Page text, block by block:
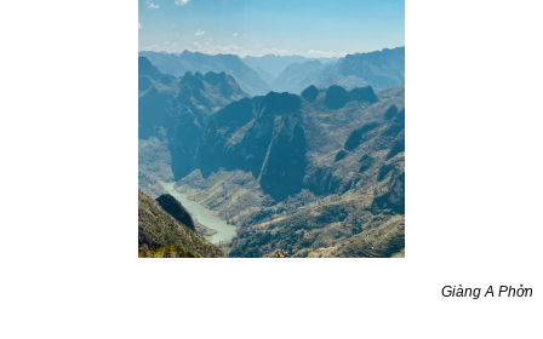
Giàng A Phởn